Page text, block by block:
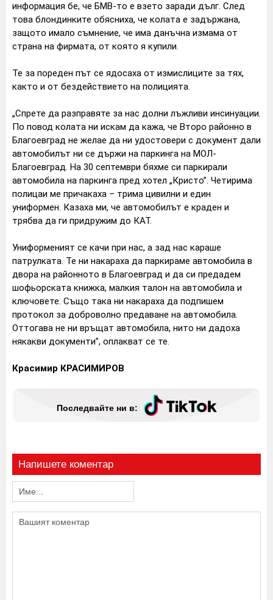
информация бе, че БМВ-то е взето заради дълг. След
това блондинките обясниха, че колата е задържана,
защото имало съмнение, че има данъчна измама от
страна на фирмата, от която я купили.
Те за пореден път се ядосаха от измислиците за тях,
както и от бездействието на полицията.
„Спрете да разправяте за нас долни лъжливи инсинуации.
По повод колата ни искам да кажа, че Второ районно в
Благоевград не желае да ни удостовери с документ дали
автомобилът ни се държи на паркинга на МОЛ-
Благоевград. На 30 септември бяхме си паркирали
автомобила на паркинга пред хотел „Кристо”. Четирима
полицаи ме причакаха – трима цивилни и един
униформен. Казаха ми, че автомобилът е краден и
трябва да ги придружим до КАТ.
Униформеният се качи при нас, а зад нас караше
патрулката. Те ни накараха да паркираме автомобила в
двора на районното в Благоевград и да си предадем
шофьорската книжка, малкия талон на автомобила и
ключовете. Също така ни накараха да подпишем
протокол за доброволно предаване на автомобила.
Оттогава не ни връщат автомобила, нито ни дадоха
някакви документи”, оплакват се те.
Красимир КРАСИМИРОВ
Последвайте ни в:
Напишете коментар